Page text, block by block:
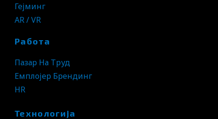
Гејминг
AR / VR
Работа
Пазар На Труд
Емплојер Брендинг
HR
Технологија